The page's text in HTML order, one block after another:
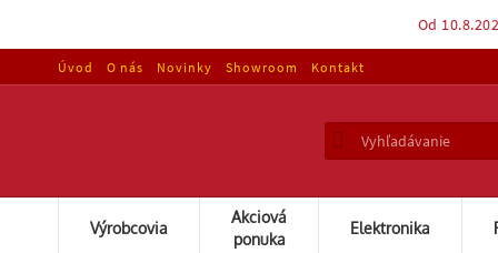
Od
Úvod O nás Novinky Showroom Kontakt
Výrobcovia
Akciová
ponuka
Elektronika